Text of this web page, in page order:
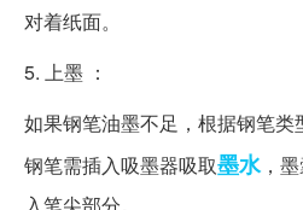
对着纸面。
5. 上墨 ：
如果钢笔油墨不足，根据钢笔
钢笔需插入吸墨器吸取墨水，